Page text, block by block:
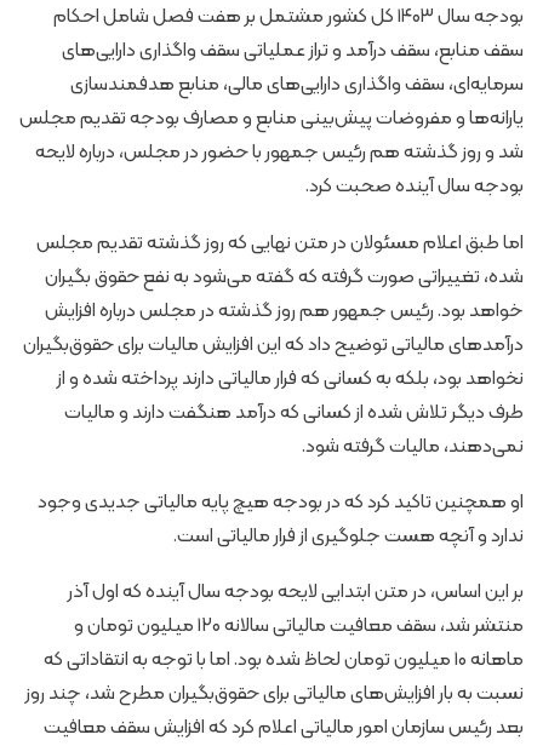
بودجه سال ۱۴۰۳ کل کشور مشتمل بر هفت فصل شامل احکام
سقف منابع، سقف درآمد و تراز عملیاتی سقف واگذاری دارایی‌های
سرمایه‌ای، سقف واگذاری دارایی‌های مالی، منابع هدفمندسازی
یارانه‌ها و مفروضات پیش‌بینی منابع و مصارف بودجه تقدیم مجلس
شد و روز گذشته هم رئیس جمهور با حضور در مجلس، درباره لایحه
بودجه سال آینده صحبت کرد.
اما طبق اعلام مسئولان در متن نهایی که روز گذشته تقدیم مجلس
شده، تغییراتی صورت گرفته که گفته می‌شود به نفع حقوق بگیران
خواهد بود. رئیس جمهور هم روز گذشته در مجلس درباره افزایش
درآمدهای مالیاتی توضیح داد که این افزایش مالیات برای حقوق‌بگیران
نخواهد بود، بلکه به کسانی که فرار مالیاتی دارند پرداخته شده و از
طرف دیگر تلاش شده از کسانی که درآمد هنگفت دارند و مالیات
نمی‌دهند، مالیات گرفته شود.
او همچنین تاکید کرد که در بودجه هیچ پایه مالیاتی جدیدی وجود
ندارد و آنچه هست جلوگیری از فرار مالیاتی است.
بر این اساس، در متن ابتدایی لایحه بودجه سال آینده که اول آذر
منتشر شد، سقف معافیت مالیاتی سالانه ۱۲۰ میلیون تومان و
ماهانه ۱۰ میلیون تومان لحاظ شده بود. اما با توجه به انتقاداتی که
نسبت به بار افزایش‌های مالیاتی برای حقوق‌بگیران مطرح شد، چند روز
بعد رئیس سازمان امور مالیاتی اعلام کرد که افزایش سقف معافیت